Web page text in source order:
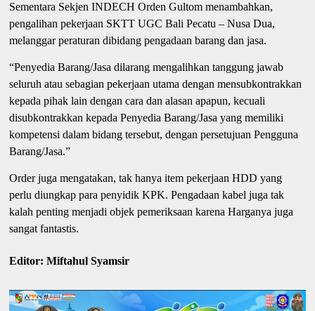
Sementara Sekjen INDECH Orden Gultom menambahkan,
pengalihan pekerjaan SKTT UGC Bali Pecatu – Nusa Dua,
melanggar peraturan dibidang pengadaan barang dan jasa.
“Penyedia Barang/Jasa dilarang mengalihkan tanggung jawab
seluruh atau sebagian pekerjaan utama dengan mensubkontrakkan
kepada pihak lain dengan cara dan alasan apapun, kecuali
disubkontrakkan kepada Penyedia Barang/Jasa yang memiliki
kompetensi dalam bidang tersebut, dengan persetujuan Pengguna
Barang/Jasa.”
Order juga mengatakan, tak hanya item pekerjaan HDD yang
perlu diungkap para penyidik KPK. Pengadaan kabel juga tak
kalah penting menjadi objek pemeriksaan karena Harganya juga
sangat fantastis.
Editor: Miftahul Syamsir